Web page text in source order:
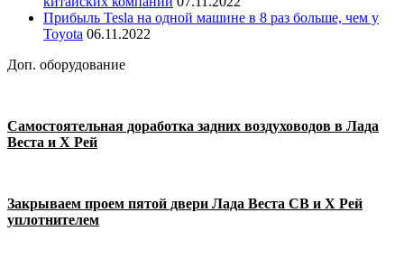
Прибыль Tesla на одной машине в 8 раз больше, чем у
Toyota 06.11.2022
Доп. оборудование
Самостоятельная доработка задних воздуховодов в Лада
Веста и Х Рей
Закрываем проем пятой двери Лада Веста СВ и Х Рей
уплотнителем